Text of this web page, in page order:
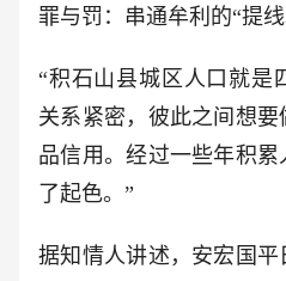
罪与罚：串通牟利的“提
“积石山县城区人口就是
关系紧密，彼此之间想
品信用。经过一些年积
了起色。”
据知情人讲述，安宏国